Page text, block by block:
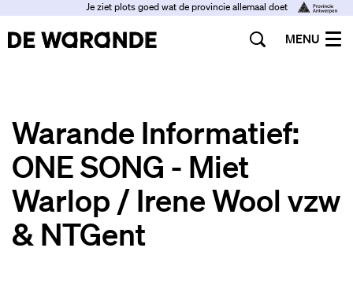
Je ziet plots goed wat de provincie allemaal doet
MENU
Warande Informatief:
ONE SONG - Miet
Warlop / Irene Wool vzw
& NTGent